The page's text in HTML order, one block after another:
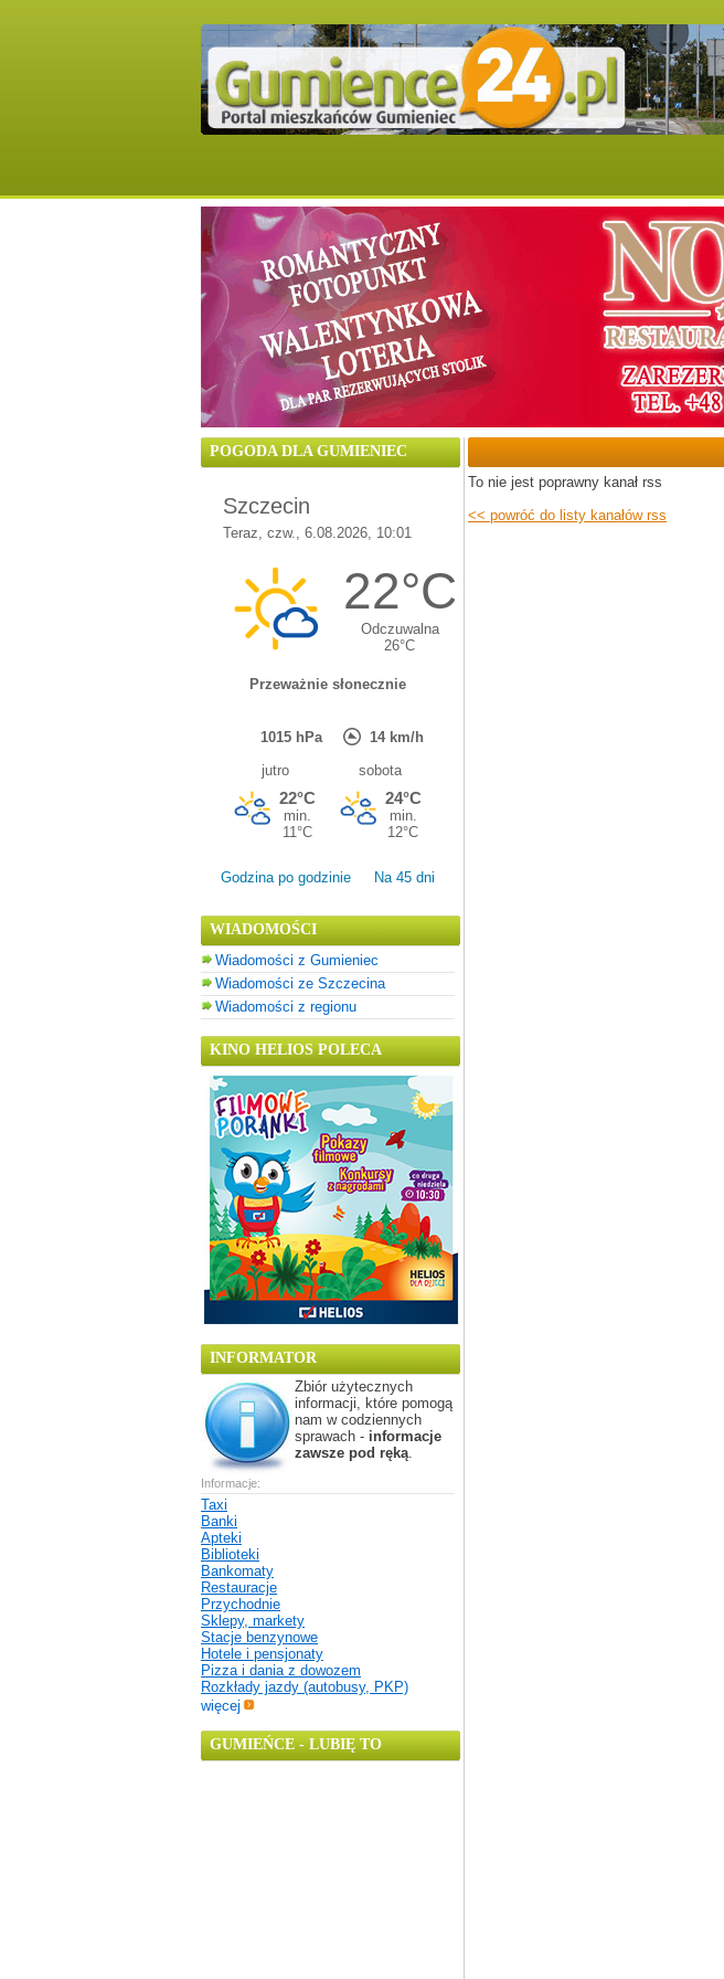
POGODA DLA GUMIENIEC
Godzina po godzinie Na 45 dni
WIADOMOŚCI
Wiadomości z Gumieniec
Wiadomości ze Szczecina
Wiadomości z regionu
KINO HELIOS POLECA
INFORMATOR
Zbiór użytecznych
informacji, które pomogą
nam w codziennych
sprawach - informacje
zawsze pod ręką.
Informacje:
Taxi
Banki
Apteki
Biblioteki
Bankomaty
Restauracje
Przychodnie
Sklepy, markety
Stacje benzynowe
Hotele i pensjonaty
Pizza i dania z dowozem
Rozkłady jazdy (autobusy, PKP)
więcej
GUMIEŃCE - LUBIĘ TO
To nie jest poprawny kanał rss
<< powróć do listy kanałów rss